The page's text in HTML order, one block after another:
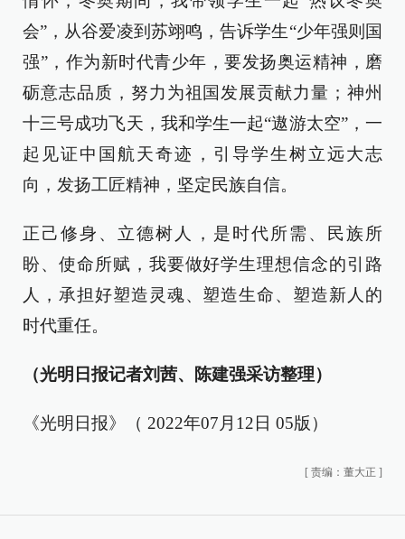
会”，从谷爱凌到苏翊鸣，告诉学生“少年强则国
强”，作为新时代青少年，要发扬奥运精神，磨
砺意志品质，努力为祖国发展贡献力量；神州
十三号成功飞天，我和学生一起“遨游太空”，一
起见证中国航天奇迹，引导学生树立远大志
向，发扬工匠精神，坚定民族自信。
正己修身、立德树人，是时代所需、民族所
盼、使命所赋，我要做好学生理想信念的引路
人，承担好塑造灵魂、塑造生命、塑造新人的
时代重任。
（光明日报记者刘茜、陈建强采访整理）
《光明日报》（ 2022年07月12日 05版）
[ 责编：董大正 ]